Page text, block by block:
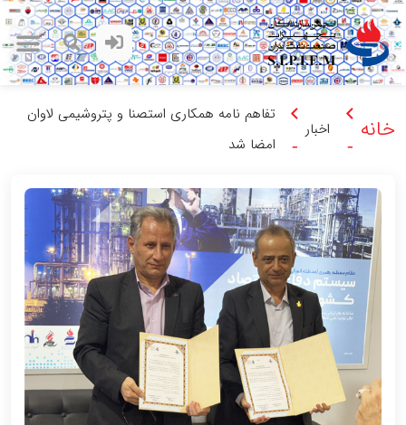
خانه -
اخبار
-
تفاهم نامه همکاری استصنا و پتروشیمی لاوان
امضا شد